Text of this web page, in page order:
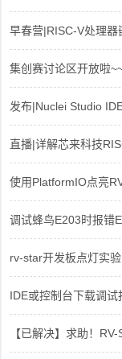
早春营|RISC-V处理器
集创赛讨论区开放啦
发布|Nuclei Studio
直播|详解芯来科技
使用PlatformIO点亮
调试蜂鸟E203时报错
rv-star开发板点灯实验
IDE或控制台下载调试
【已解决】求助！